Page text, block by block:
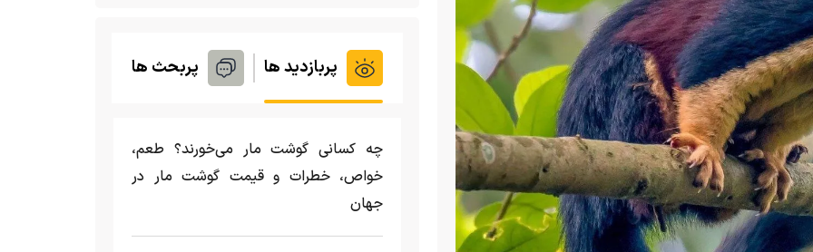
پربازدید ها پربحث ها
چه کسانی گوشت مار می‌خورند؟ طعم،
خواص، خطرات و قیمت گوشت مار در
جهان